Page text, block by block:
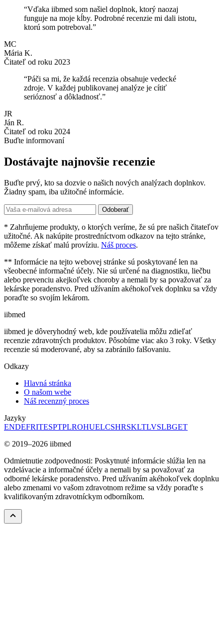
“Vďaka iibmed som našiel doplnok, ktorý naozaj
funguje na moje kĺby. Podrobné recenzie mi dali istotu,
ktorú som potreboval.”
MC
Mária K.
Čitateľ od roku 2023
“Páči sa mi, že každá recenzia obsahuje vedecké
zdroje. V každej publikovanej analýze je cítiť
serióznosť a dôkladnosť.”
JR
Ján R.
Čitateľ od roku 2024
Buďte informovaní
Dostávajte najnovšie recenzie
Buďte prvý, kto sa dozvie o našich nových analýzach doplnkov.
Žiadny spam, iba užitočné informácie.
Odoberať
* Zahrňujeme produkty, o ktorých veríme, že sú pre našich čitateľov
užitočné. Ak nakúpite prostredníctvom odkazov na tejto stránke,
môžeme získať malú províziu. Náš proces.
** Informácie na tejto webovej stránke sú poskytované len na
všeobecné informačné účely. Nie sú určené na diagnostiku, liečbu
alebo prevenciu akejkoľvek choroby a nemali by sa považovať za
lekárske poradenstvo. Pred užívaním akéhokoľvek doplnku sa vždy
poraďte so svojím lekárom.
iibmed
iibmed je dôveryhodný web, kde používatelia môžu zdieľať
recenzie zdravotných produktov. Pôsobíme viac ako 3 roky. Všetky
recenzie sú moderované, aby sa zabránilo falšovaniu.
Odkazy
Hlavná stránka
O našom webe
Náš recenzný proces
Jazyky
ENDEFRITESPTPLROHUELCSHRSKLTLVSLBGET
© 2019–2026 iibmed
Odmietnutie zodpovednosti: Poskytnuté informácie slúžia len na
vzdelávacie a informačné účely a nemali by sa považovať za
odborné lekárske poradenstvo. Pred užívaním akéhokoľvek doplnku
alebo zmenami vo vašom zdravotnom režime sa vždy poraďte s
kvalifikovaným zdravotníckym odborníkom.